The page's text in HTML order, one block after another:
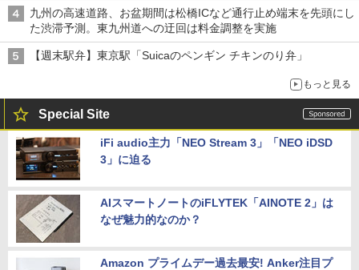
九州の高速道路、お盆期間は松橋ICなど通行止め端末を先頭にし
た渋滞予測。東九州道への迂回は料金調整を実施
【週末駅弁】東京駅「Suicaのペンギン チキンのり弁」
もっと見る
Special Site
iFi audio主力「NEO Stream 3」「NEO iDSD
3」に迫る
AIスマートノートのiFLYTEK「AINOTE 2」は
なぜ魅力的なのか？
Amazon プライムデー過去最安! Anker注目プ